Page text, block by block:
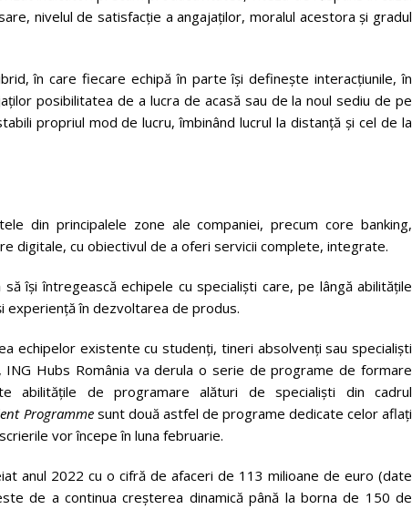
nivelul de satisfacție a angajaților, moralul acestora și gradul
în care fiecare echipă în parte își definește interacțiunile, în
posibilitatea de a lucra de acasă sau de la noul sediu de pe
propriul mod de lucru, îmbinând lucrul la distanță și cel de la
din principalele zone ale companiei, precum core banking,
digitale, cu obiectivul de a oferi servicii complete, integrate.
își întregească echipele cu specialiști care, pe lângă abilitățile
experiență în dezvoltarea de produs.
echipelor existente cu studenți, tineri absolvenți sau specialiști
Hubs România va derula o serie de programe de formare
abilitățile de programare alături de specialiști din cadrul
Programmesunt două astfel de programe dedicate celor aflați
vor începe în luna februarie.
anul 2022 cu o cifră de afaceri de 113 milioane de euro (date
de a continua creșterea dinamică până la borna de 150 de